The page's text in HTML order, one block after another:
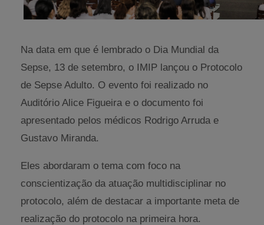
Na data em que é lembrado o Dia Mundial da
Sepse, 13 de setembro, o IMIP lançou o Protocolo
de Sepse Adulto. O evento foi realizado no
Auditório Alice Figueira e o documento foi
apresentado pelos médicos Rodrigo Arruda e
Gustavo Miranda.
Eles abordaram o tema com foco na
conscientização da atuação multidisciplinar no
protocolo, além de destacar a importante meta de
realização do protocolo na primeira hora.